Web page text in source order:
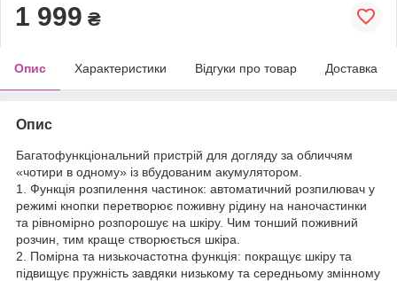
1 999 ₴
Опис Характеристики Відгуки про товар Доставка
Опис
Багатофункціональний пристрій для догляду за обличчям
«чотири в одному» із вбудованим акумулятором.
1. Функція розпилення частинок: автоматичний розпилювач у
режимі кнопки перетворює поживну рідину на наночастинки
та рівномірно розпорошує на шкіру. Чим тонший поживний
розчин, тим краще створюється шкіра.
2. Помірна та низькочастотна функція: покращує шкіру та
підвищує пружність завдяки низькому та середньому змінному